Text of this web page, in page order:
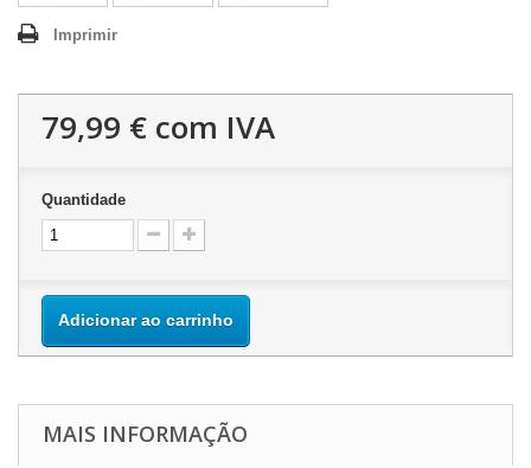
Imprimir
79,99 € com IVA
Quantidade
Adicionar ao carrinho
MAIS INFORMAÇÃO